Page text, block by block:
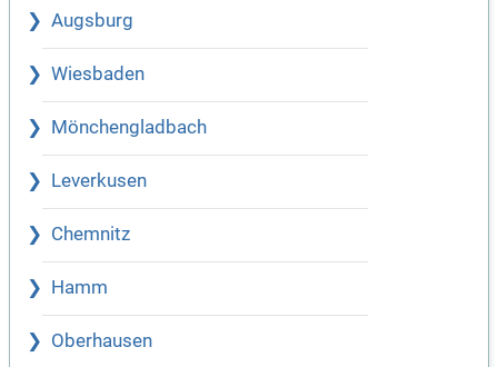
Augsburg
Wiesbaden
Mönchengladbach
Leverkusen
Chemnitz
Hamm
Oberhausen